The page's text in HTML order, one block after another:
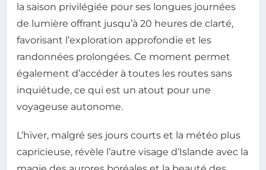
la saison privilégiée pour ses longues journées
de lumière offrant jusqu’à 20 heures de clarté,
favorisant l’exploration approfondie et les
randonnées prolongées. Ce moment permet
également d’accéder à toutes les routes sans
inquiétude, ce qui est un atout pour une
voyageuse autonome.
L’hiver, malgré ses jours courts et la météo plus
capricieuse, révèle l’autre visage d’Islande avec la